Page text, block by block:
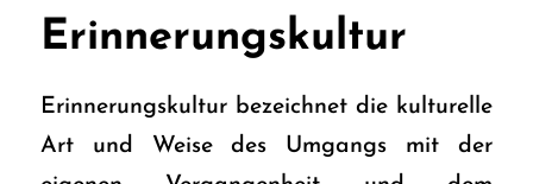
Erinnerungskultur
Erinnerungskultur bezeichnet die kulturelle
Art und Weise des Umgangs mit der